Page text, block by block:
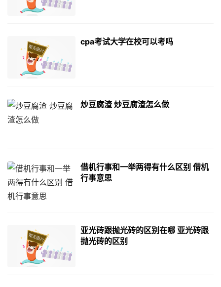
cpa考试大学在校可以考吗
炒豆腐渣 炒豆腐渣怎么做
借机行事和一举两得有什么区别 借机
行事意思
亚光砖跟抛光砖的区别在哪 亚光砖跟
抛光砖的区别